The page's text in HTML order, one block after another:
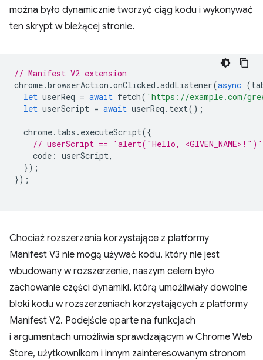
można było dynamicznie tworzyć ciąg kodu i wykonywać
ten skrypt w bieżącej stronie.
// Manifest V2 extension
chrome.browserAction .onClicked .addListener(async (
let userReq = await fetch( 'https://example.com/
let userScript = await userReq . text();
chrome. tabs . executeScript({
// userScript == 'alert("Hello, <GIVEN_NAME>!")'
code : userScript,
});
});
Chociaż rozszerzenia korzystające z platformy
Manifest V3 nie mogą używać kodu, który nie jest
wbudowany w rozszerzenie, naszym celem było
zachowanie części dynamiki, którą umożliwiały dowolne
bloki kodu w rozszerzeniach korzystających z platformy
Manifest V2. Podejście oparte na funkcjach
i argumentach umożliwia sprawdzającym w Chrome Web
Store, użytkownikom i innym zainteresowanym stronom